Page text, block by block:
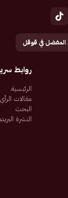
في قوقل
روابط
الرئيسية
مقالات الرأي
البحث
النشرة